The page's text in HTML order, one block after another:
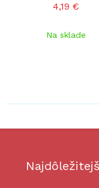
4,19 €
Na sklade